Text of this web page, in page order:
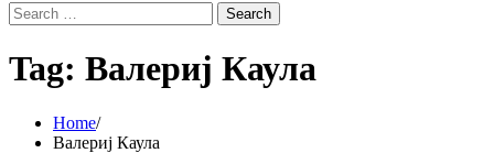
Search
for:
Tag: Валериј Каула
Home
Валериј Каула